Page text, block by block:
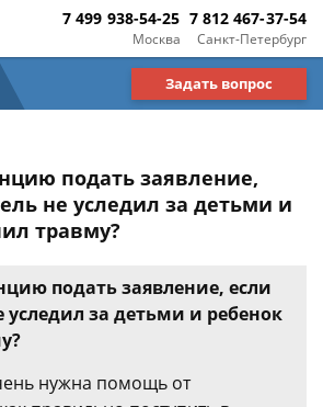
Москва
7 499 938-54-25
Санкт-Петербург
7 812 467-37-54
Задать вопрос
подать заявление,
не уследил за детьми и
травму?
подать заявление, если
уследил за детьми и ребенок
нужна помощь от